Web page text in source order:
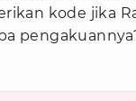
kode jika